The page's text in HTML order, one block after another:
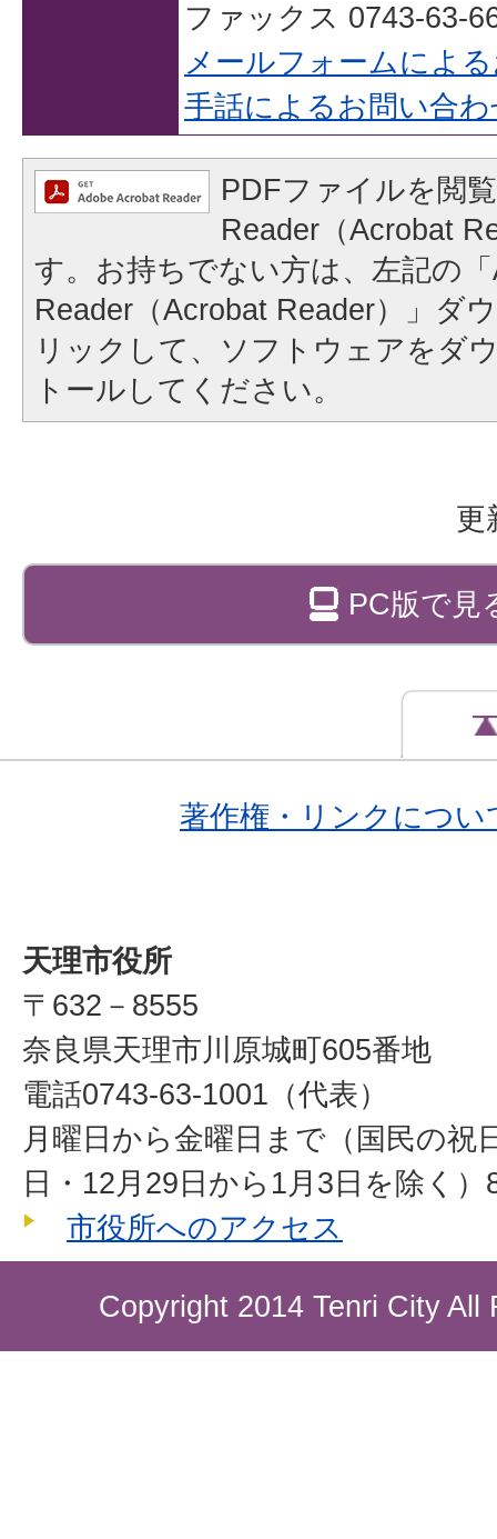
ファックス 0743-63-
メールフォームによ
手話によるお問い合
PDFファイルを閲
Reader（Acrobat
す。お持ちでない方は、左記の
Reader（Acrobat Reader）」ダ
リックして、ソフトウェアをダ
トールしてください。
更
PC版で見
著作権・リンクについ
天理市役所
〒632－8555
奈良県天理市川原城町605番地
電話0743-63-1001（代表）
月曜日から金曜日まで（国民の祝
日・12月29日から1月3日を除く
市役所へのアクセス
Copyright 2014 Tenri City All